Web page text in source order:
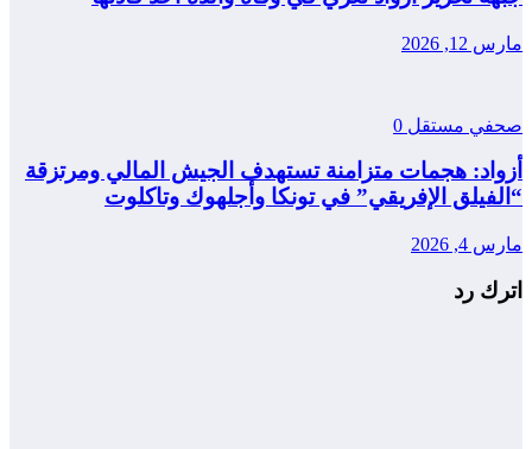
مارس 12, 2026
صحفي مستقل 0
أزواد: هجمات متزامنة تستهدف الجيش المالي ومرتزقة
“الفيلق الإفريقي” في تونكا وأجلهوك وتاكلوت
مارس 4, 2026
اترك رد